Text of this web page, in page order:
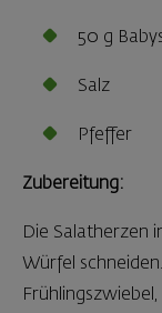
50 g
Salz
Pfeffer
Zubereitung:
Die Salatherzen
Würfel